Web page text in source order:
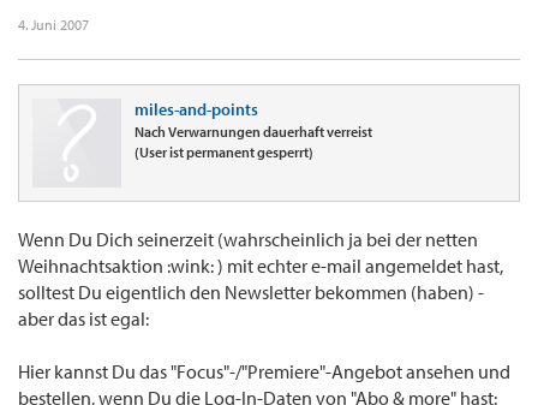
4. Juni 2007
miles-and-points
Nach Verwarnungen dauerhaft verreist
(User ist permanent gesperrt)
Wenn Du Dich seinerzeit (wahrscheinlich ja bei der netten
Weihnachtsaktion :wink: ) mit echter e-mail angemeldet hast,
solltest Du eigentlich den Newsletter bekommen (haben) -
aber das ist egal:
Hier kannst Du das "Focus"-/"Premiere"-Angebot ansehen und
bestellen, wenn Du die Log-In-Daten von "Abo & more" hast: